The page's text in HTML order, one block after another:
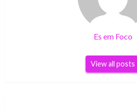
Es em Foco
View all posts